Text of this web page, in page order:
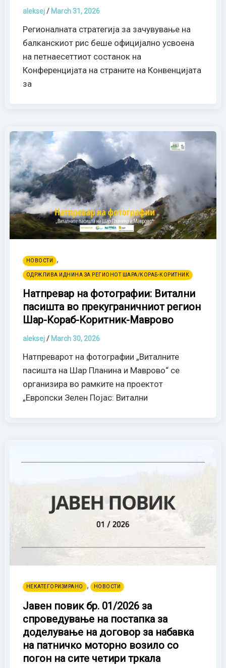
aleksej/ March 31, 2026
Регионалната стратегија за зачувување на
балканскиот рис беше официјално усвоена
на петнаесеттиот состанок на
Конференцијата на страните на Конвенцијата
за
НОВОСТИ ,
ОДРЖЛИВА ИДНИНА ЗА РЕГИОНОТ ШАРА/КОРАБ-КОРИТНИК
Натпревар на фотографии: Витални
пасишта во прекуграничниот регион
Шар-Кораб-Коритник-Маврово
aleksej/ March 30, 2026
Натпреварот на фотографии „Виталните
пасишта на Шар Планина и Маврово“ се
организира во рамките на проектот
„Европски Зелен Појас: Витални
НЕКАТЕГОРИЗИРАНО , НОВОСТИ
Јавен повик бр. 01/2026 за
спроведување на постапка за
доделување на договор за набавка
на патничко моторно возило со
погон на сите четири тркала